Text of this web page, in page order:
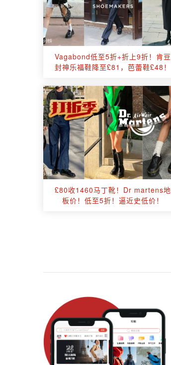
Vagabond低至5折+折上9折！肯豆
封神乐福鞋降至£81，芭蕾鞋£48！
£80收1460马丁靴！Dr martens地
板价！低至5折！逼近史低价！